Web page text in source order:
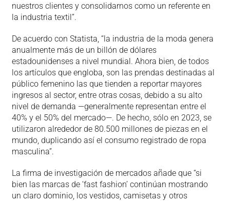
nuestros clientes y consolidarnos como un referente en
la industria textil”.
De acuerdo con Statista, “la industria de la moda genera
anualmente más de un billón de dólares
estadounidenses a nivel mundial. Ahora bien, de todos
los artículos que engloba, son las prendas destinadas al
público femenino las que tienden a reportar mayores
ingresos al sector, entre otras cosas, debido a su alto
nivel de demanda —generalmente representan entre el
40% y el 50% del mercado—. De hecho, sólo en 2023, se
utilizaron alrededor de 80.500 millones de piezas en el
mundo, duplicando así el consumo registrado de ropa
masculina”.
La firma de investigación de mercados añade que “si
bien las marcas de ‘fast fashion’ continúan mostrando
un claro dominio, los vestidos, camisetas y otros